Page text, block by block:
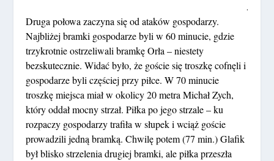
.
Druga połowa zaczyna się od ataków gospodarzy.
Najbliżej bramki gospodarze byli w 60 minucie, gdzie
trzykrotnie ostrzeliwali bramkę Orła – niestety
bezskutecznie. Widać było, że goście się troszkę cofnęli i
gospodarze byli częściej przy piłce. W 70 minucie
troszkę miejsca miał w okolicy 20 metra Michał Zych,
który oddał mocny strzał. Piłka po jego strzale – ku
rozpaczy gospodarzy trafiła w słupek i wciąż goście
prowadzili jedną bramką. Chwilę potem (77 min.) Glafik
był blisko strzelenia drugiej bramki, ale piłka przeszła